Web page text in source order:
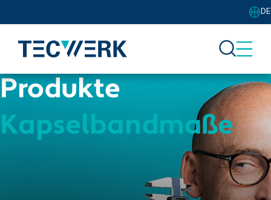
DE
Produkte
Kapselbandmaße